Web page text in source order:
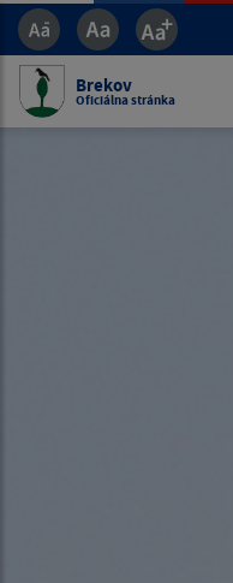
Brekov
Oficiálna stránka